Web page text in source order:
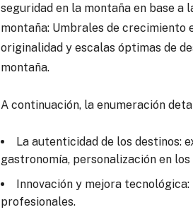
seguridad en la montaña en base
montaña: Umbrales de crecimiento
originalidad y escalas óptimas de
montaña.
A continuación, la enumeración
La autenticidad de los destinos:
gastronomía, personalización en
Innovación y mejora
profesionales.